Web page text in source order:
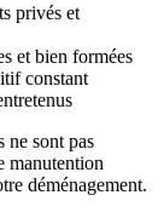
privés et
et bien formées
constant
ne sont pas
manutention
déménagement.